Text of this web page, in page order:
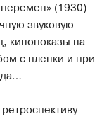
(1930)
звуковую
кинопоказы на
с пленки и при